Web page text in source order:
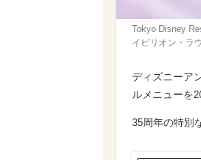
Tokyo Disney
イピリオン・ラ
ディズニーア
ルメニューを
35周年の特別